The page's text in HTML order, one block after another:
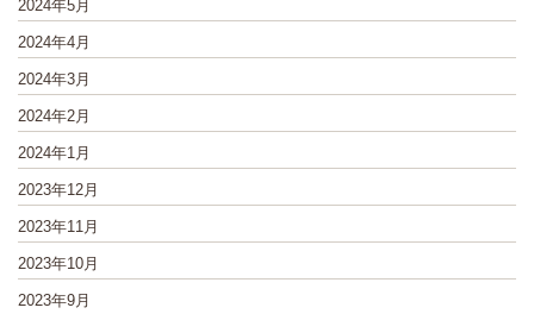
2024年5月
2024年4月
2024年3月
2024年2月
2024年1月
2023年12月
2023年11月
2023年10月
2023年9月